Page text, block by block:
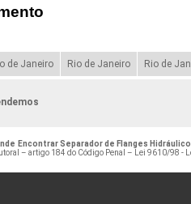
de Janeiro Rio de Janeiro Rio de
Encontrar Separador de Flanges
– artigo 184 do Código Penal –
Lei 9610/98 -